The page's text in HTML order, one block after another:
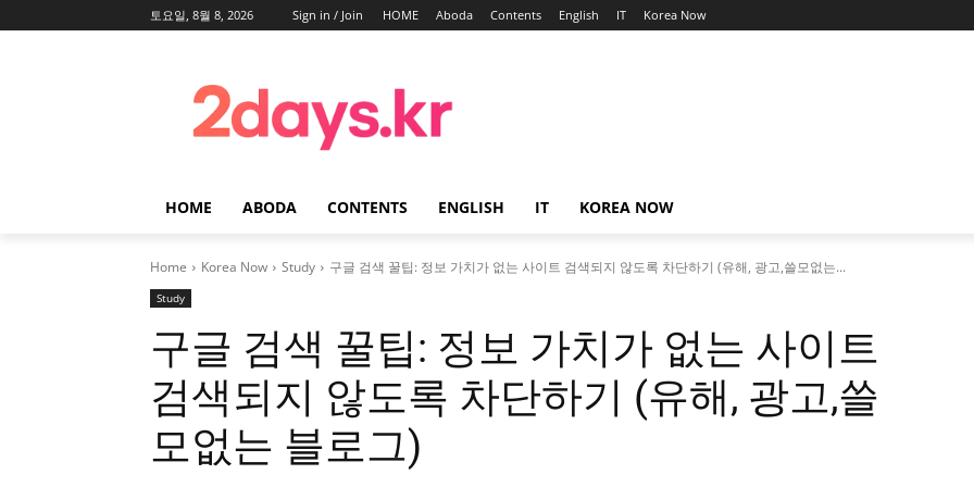
토요일, 8월 8, 2026 Sign in / Join HOME Aboda Contents English IT Korea Now
HOME ABODA CONTENTS ENGLISH IT KOREA NOW
Home Korea Now Study 구글 검색 꿀팁: 정보 가치가 없는 사이트 검색되지 않도록 차단하기 (유해, 광고,쓸모없는...
Study
구글 검색 꿀팁: 정보 가치가 없는 사이트
검색되지 않도록 차단하기 (유해, 광고,쓸
모없는 블로그)